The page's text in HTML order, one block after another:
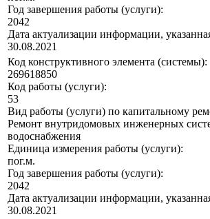
Год завершения работы (услуги):
2042
Дата актуализации информации,
30.08.2021
Код конструктивного элемента (системы):
269618850
Код работы (услуги):
53
Вид работы (услуги) по капитальному
Ремонт внутридомовых инженерных
водоснабжения
Единица измерения работы (услуги):
пог.м.
Год завершения работы (услуги):
2042
Дата актуализации информации,
30.08.2021